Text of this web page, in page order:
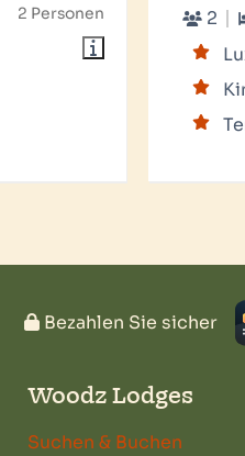
2 Personen
2
Bezahlen Sie sicher
Woodz Lodges
Suchen & Buchen